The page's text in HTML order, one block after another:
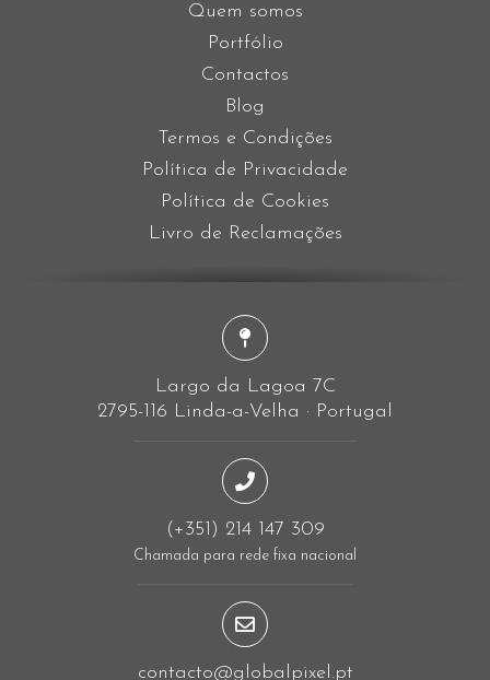
Quem somos
Portfólio
Contactos
Blog
Termos e Condições
Política de Privacidade
Política de Cookies
Livro de Reclamações
Largo da Lagoa 7C
2795-116 Linda-a-Velha · Portugal
(+351) 214 147 309
Chamada para rede fixa nacional
contacto@globalpixel.pt